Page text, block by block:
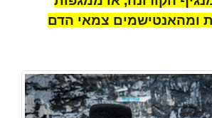
ומהאנטישמים צמאי הדם